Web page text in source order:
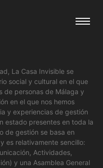
La Casa Invisible se
social y cultural en el que
de personas de Málaga y
en el que nos hemos
y experiencias de gestión
estado presentes en toda la
de gestión se basa en
es relativamente sencillo:
Actividades,
y una Asamblea General